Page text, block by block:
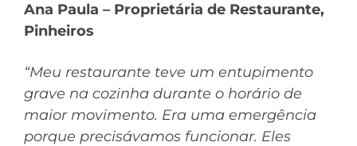
Ana Paula – Proprietária de Restaurante,
Pinheiros
“Meu restaurante teve um entupimento
grave na cozinha durante o horário de
maior movimento. Era uma emergência
porque precisávamos funcionar. Eles